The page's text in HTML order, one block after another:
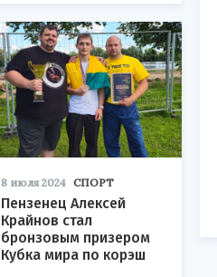
8 июля 2024 СПОРТ
Пензенец Алексей
Крайнов стал
бронзовым призером
Кубка мира по корэш